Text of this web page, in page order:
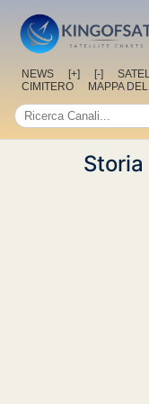
NEWS [+] [-]
CIMITERO
MAPPA